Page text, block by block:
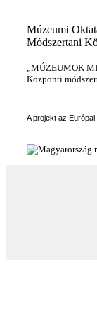
Múzeumi
Módszertani
„MÚZEUMOK
Központi
A projekt az